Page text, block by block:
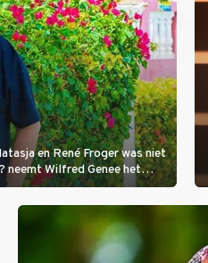
en René Froger was niet
neemt Wilfred Genee het